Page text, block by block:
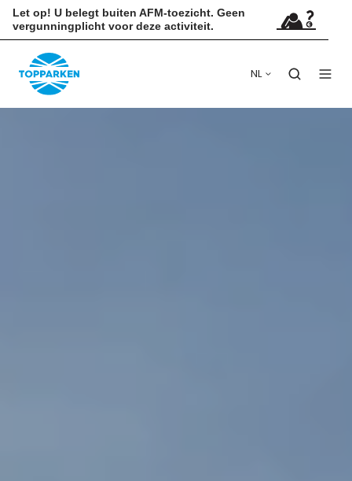
Let op! U belegt buiten AFM-toezicht. Geen
vergunningplicht voor deze activiteit.
NL